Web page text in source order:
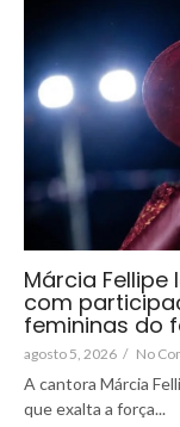
Márcia Fellipe
com
femininas do
agosto 5, 2026 / No
A cantora Márcia
que exalta a força...